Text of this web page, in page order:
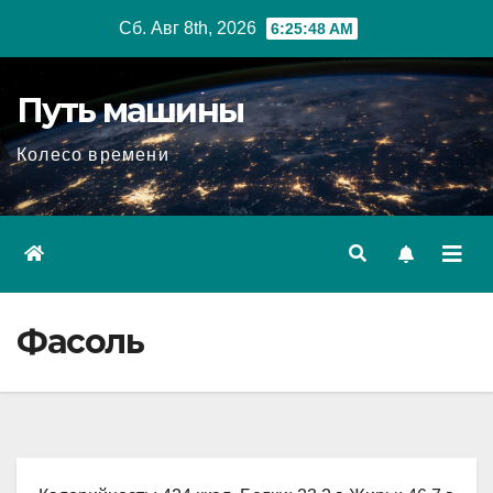
Сб. Авг 8th, 2026 6:25:49 AM
Путь машины
Колесо времени
Фасоль